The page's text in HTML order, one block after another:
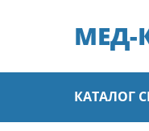
МЕД-
КАТАЛОГ